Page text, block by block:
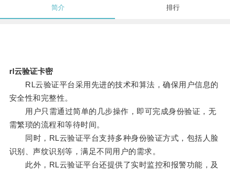
简介 排行
rl云验证卡密
RL云验证平台采用先进的技术和算法，确保用户信息的
安全性和完整性。
用户只需通过简单的几步操作，即可完成身份验证，无
需繁琐的流程和等待时间。
同时，RL云验证平台支持多种身份验证方式，包括人脸
识别、声纹识别等，满足不同用户的需求。
此外，RL云验证平台还提供了实时监控和报警功能，及